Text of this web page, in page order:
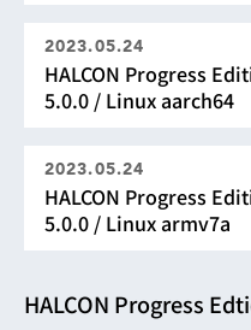
2023.05.24
HALCON Progress
5.0.0 / Linux aarch64
2023.05.24
HALCON Progress
5.0.0 / Linux armv7a
HALCON Progress